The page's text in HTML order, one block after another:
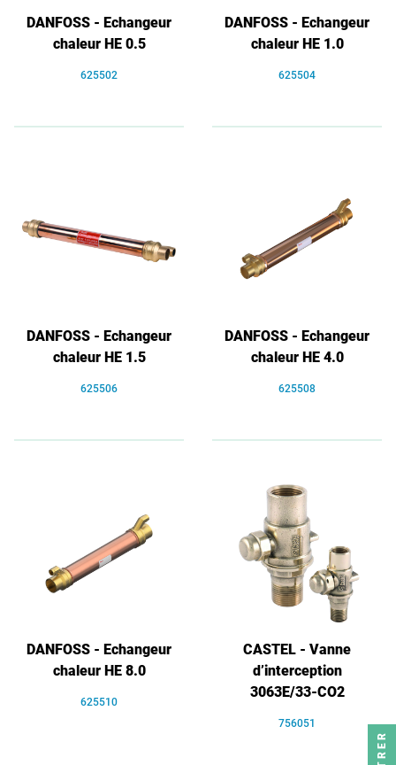
DANFOSS - Echangeur
chaleur HE 0.5
625502
DANFOSS - Echangeur
chaleur HE 1.0
625504
DANFOSS - Echangeur
chaleur HE 1.5
625506
DANFOSS - Echangeur
chaleur HE 4.0
625508
DANFOSS - Echangeur
chaleur HE 8.0
625510
CASTEL - Vanne
d’interception
3063E/33-CO2
756051